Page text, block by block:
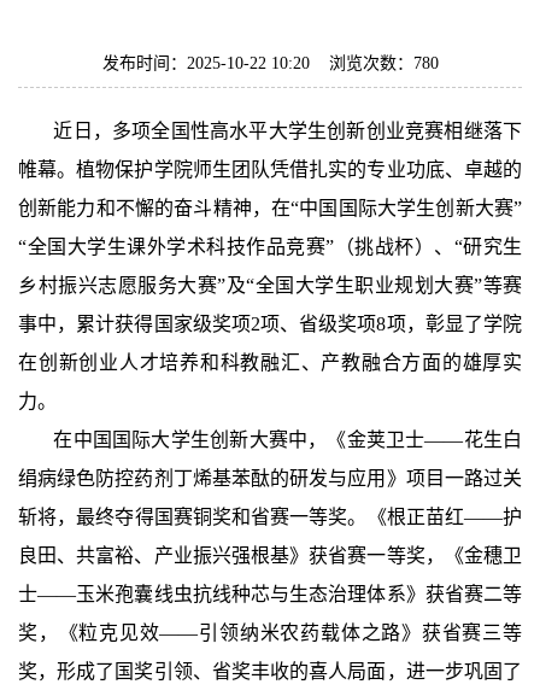
发布时间：2025-10-22 10:20 浏览次数： 780
近日，多项全国性高水平大学生创新创业竞赛相继落下
帷幕。植物保护学院师生团队凭借扎实的专业功底、卓越的
创新能力和不懈的奋斗精神，在“中国国际大学生创新大赛”
“全国大学生课外学术科技作品竞赛”（挑战杯）、“研究生
乡村振兴志愿服务大赛”及“全国大学生职业规划大赛”等赛
事中，累计获得国家级奖项2项、省级奖项8项，彰显了学院
在创新创业人才培养和科教融汇、产教融合方面的雄厚实
力。
在中国国际大学生创新大赛中，《金荚卫士——花生白
绢病绿色防控药剂丁烯基苯酞的研发与应用》项目一路过关
斩将，最终夺得国赛铜奖和省赛一等奖。《根正苗红——护
良田、共富裕、产业振兴强根基》获省赛一等奖，《金穗卫
士——玉米孢囊线虫抗线种芯与生态治理体系》获省赛二等
奖，《粒克见效——引领纳米农药载体之路》获省赛三等
奖，形成了国奖引领、省奖丰收的喜人局面，进一步巩固了